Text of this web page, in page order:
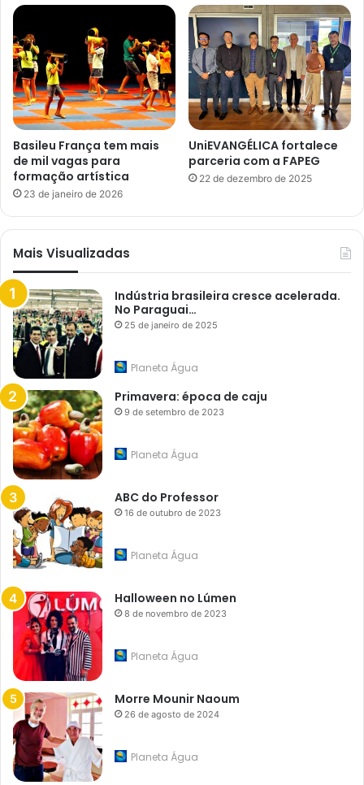
Basileu França tem mais
de mil vagas para
formação artística
23 de janeiro de 2026
UniEVANGÉLICA fortalece
parceria com a FAPEG
22 de dezembro de 2025
Mais Visualizadas
Indústria brasileira cresce acelerada.
No Paraguai…
25 de janeiro de 2025
Planeta Água
Primavera: época de caju
9 de setembro de 2023
Planeta Água
ABC do Professor
16 de outubro de 2023
Planeta Água
Halloween no Lúmen
8 de novembro de 2023
Planeta Água
Morre Mounir Naoum
26 de agosto de 2024
Planeta Água